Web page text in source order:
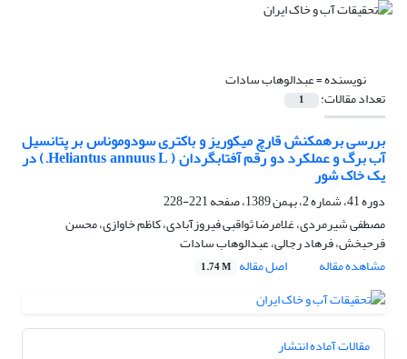
نویسنده =عبدالوهاب سادات
تعداد مقالات: 1
بررسی برهمکنش قارچ میکوریز و باکتری سودوموناس بر پتانسیل
آب برگ و عملکرد دو رقم آفتابگردان ( Heliantus annuus L.) در
یک خاک شور
دوره 41، شماره 2، بهمن 1389، صفحه
221-228
مصطفی شیرمردی، غلامرضا ثواقبی فیروزآبادی، کاظم خاوازی، محسن
فرحبخش، فرهاد رجالی، عبدالوهاب سادات
مشاهده مقاله
اصل مقاله 1.74 M
مقالات آماده انتشار